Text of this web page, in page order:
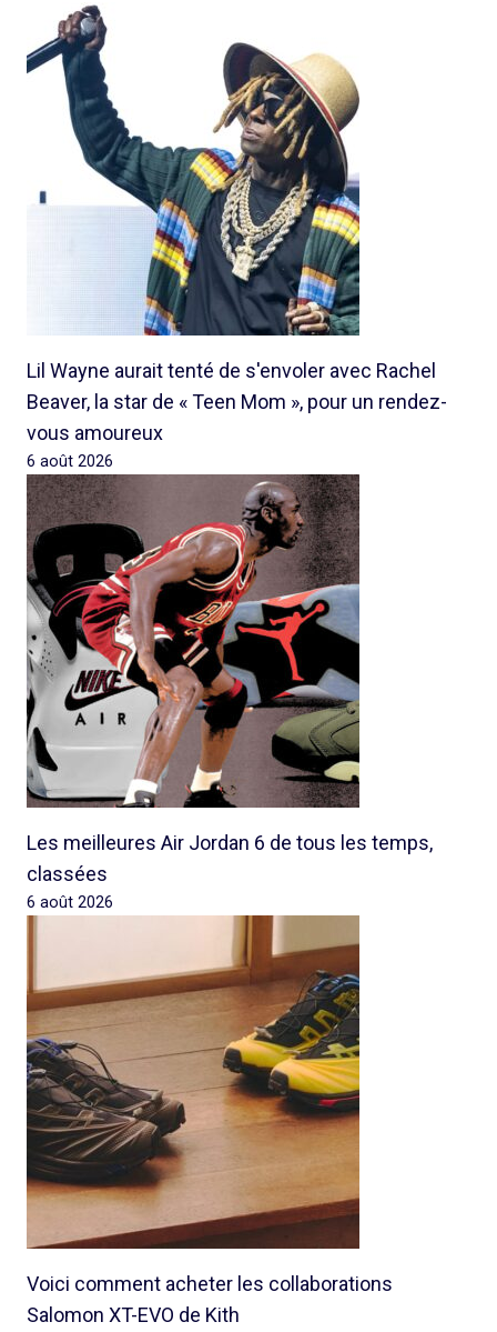
Lil Wayne aurait tenté de s'envoler avec Rachel
Beaver, la star de « Teen Mom », pour un rendez-
vous amoureux
6 août 2026
Les meilleures Air Jordan 6 de tous les temps,
classées
6 août 2026
Voici comment acheter les collaborations
Salomon XT-EVO de Kith